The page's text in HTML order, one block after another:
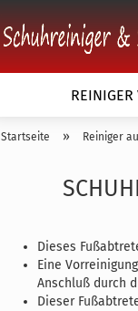
REINIGER
Startseite » Reiniger
Dieses
Eine
Anschluß durch
Dieser